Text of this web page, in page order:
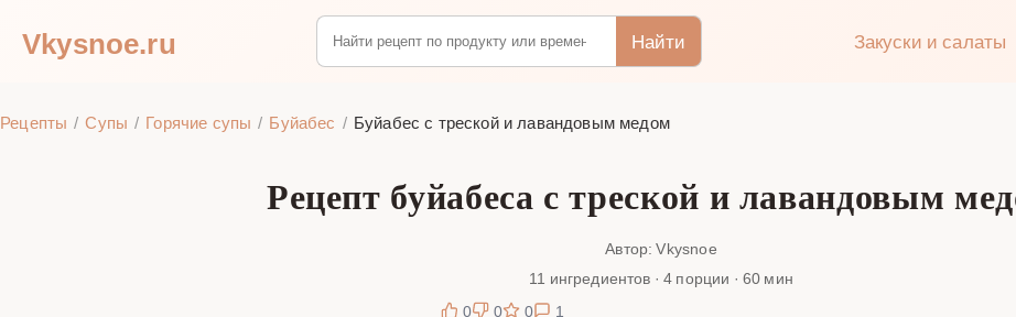
Vkysnoe.ru Найти Закуски и салаты
Рецепты Супы Горячие супы Буйабес Буйабес с треской и лавандовым медом
Рецепт буйабеса с треской и лавандовым
Автор: Vkysnoe
11 ингредиентов · 4 порции · 60 мин
0
0 0 1